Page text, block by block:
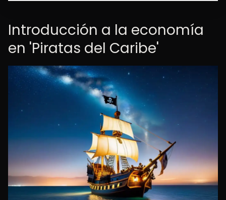
Introducción a la economía
en 'Piratas del Caribe'